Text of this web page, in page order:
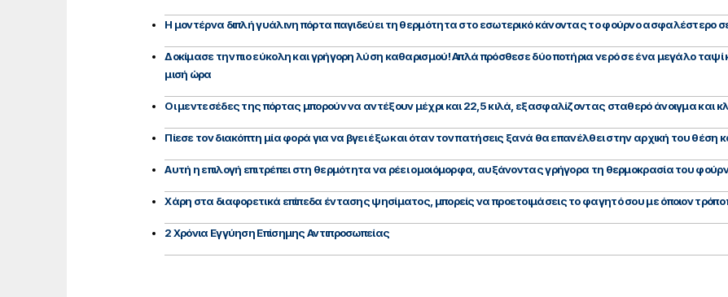
Η μοντέρνα διπλή γυάλινη πόρτα παγιδεύει τη θερμότητα στο εσωτερικό κάνοντας το φούρνο ασφαλέστερο
Δοκίμασε την πιο εύκολη και γρήγορη λύση καθαρισμού! Απλά πρόσθεσε δύο ποτήρια νερό σε ένα μεγάλο
μισή ώρα
Οι μεντεσέδες της πόρτας μπορούν να αντέξουν μέχρι και 22,5 κιλά, εξασφαλίζοντας σταθερό άνοιγμα και
Πίεσε τον διακόπτη μία φορά για να βγει έξω και όταν τον πατήσεις ξανά θα επανέλθει στην αρχική του θέση
Αυτή η επιλογή επιτρέπει στη θερμότητα να ρέει ομοιόμορφα, αυξάνοντας γρήγορα τη θερμοκρασία του
Χάρη στα διαφορετικά επίπεδα έντασης ψησίματος, μπορείς να προετοιμάσεις το φαγητό σου με όποιον τρόπο
2 Χρόνια Εγγύηση Επίσημης Αντιπροσωπείας